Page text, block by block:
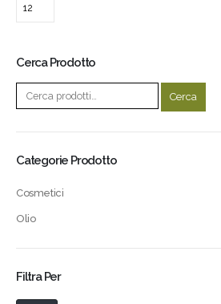
Cerca Prodotto
Cerca
Categorie Prodotto
Cosmetici
Olio
Filtra Per